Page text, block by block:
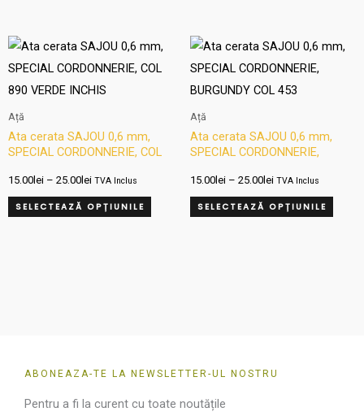
Ață
Ata cerata SAJOU 0,6 mm,
SPECIAL CORDONNERIE, COL
15.00 lei – 25.00 lei
Interval
prețuri:
15.00lei
până
TVA Inclus
SELECTEAZĂ OPȚIUNILE
Acest
produs
variații.
Opțiunile
pot
fi
Ață
Ata cerata SAJOU 0,6 mm,
SPECIAL CORDONNERIE,
15.00 lei – 25.00 lei
Interval
prețuri:
15.00lei
până
TVA Inclus
SELECTEAZĂ OPȚIUNILE
Acest
pot
fi
ABONEAZA-TE LA NEWSLETTER-UL NOSTRU
Pentru a fi la curent cu toate noutățile